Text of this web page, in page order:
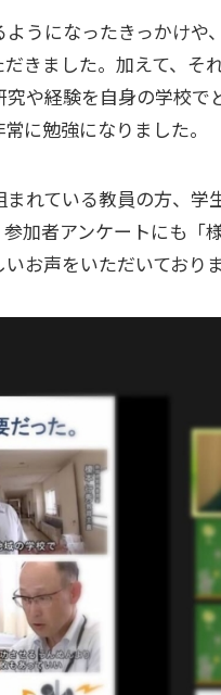
うになったきっかけや
きました。加えて、そ
や経験を自身の学校で
に勉強になりました。
れている教員の方、学
加者アンケートにも「
お声をいただいておりま